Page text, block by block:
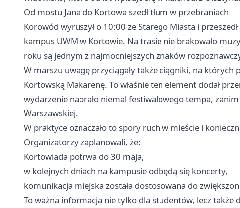
Od mostu Jana do Kortowa szedł tłum w przebraniach
Korowód wyruszył o 10:00 ze Starego Miasta i
kampus UWM w Kortowie. Na trasie nie brakowało
roku są jednym z najmocniejszych znaków
W marszu uwagę przyciągały także ciągniki, na których
Kortowską Makarenę. To właśnie ten element dodał
wydarzenie nabrało niemal festiwalowego tempa,
Warszawskiej.
W praktyce oznaczało to spory ruch w mieście i
Organizatorzy zaplanowali, że:
Kortowiada potrwa do 30 maja,
w kolejnych dniach na kampusie odbędą się koncerty,
komunikacja miejska została dostosowana do
To ważna informacja nie tylko dla studentów, lecz także